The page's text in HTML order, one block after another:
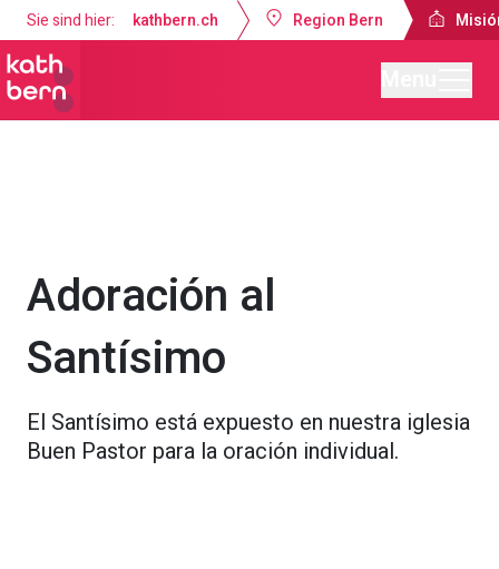
Sie sind hier: kathbern.ch Region Bern
Adoración al
Santísimo
El Santísimo está expuesto en nuestra iglesia
Buen Pastor para la oración individual.